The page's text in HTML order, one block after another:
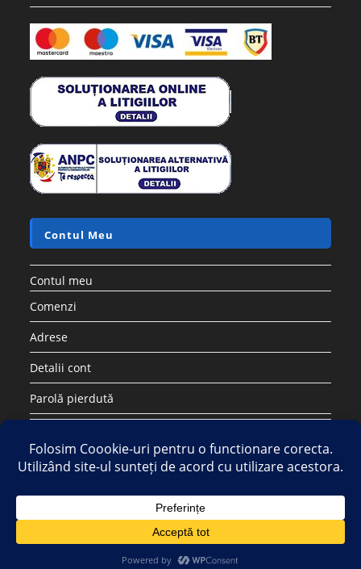
Contul Meu
Contul meu
Comenzi
Adrese
Detalii cont
Parolă pierdută